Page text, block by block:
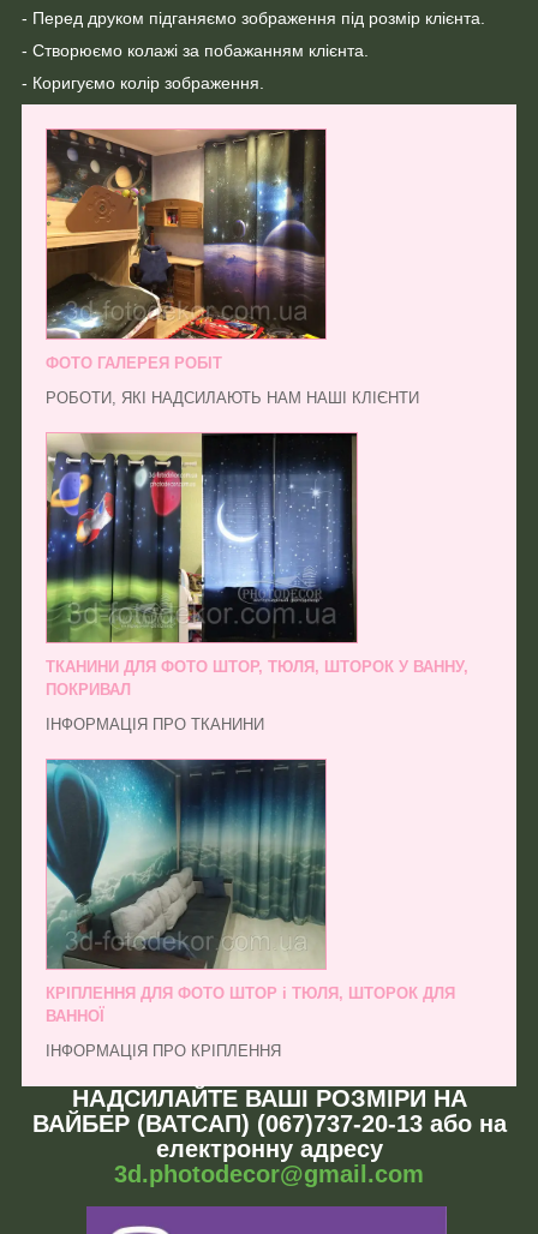
- Перед друком підганяємо зображення під розмір клієнта.
- Створюємо колажі за побажанням клієнта.
- Коригуємо колір зображення.
ФОТО ГАЛЕРЕЯ РОБІТ
РОБОТИ, ЯКІ НАДСИЛАЮТЬ НАМ НАШІ КЛІЄНТИ
ТКАНИНИ ДЛЯ ФОТО ШТОР, ТЮЛЯ, ШТОРОК У ВАННУ,
ПОКРИВАЛ
ІНФОРМАЦІЯ ПРО ТКАНИНИ
КРІПЛЕННЯ ДЛЯ ФОТО ШТОР і ТЮЛЯ, ШТОРОК ДЛЯ
ВАННОЇ
ІНФОРМАЦІЯ ПРО КРІПЛЕННЯ
НАДСИЛАЙТЕ ВАШІ РОЗМІРИ НА
ВАЙБЕР (ВАТСАП) (067)737-20-13 або на
електронну адресу
3d.photodecor@gmail.com